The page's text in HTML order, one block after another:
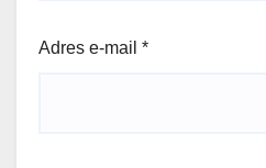
Adres e-mail *